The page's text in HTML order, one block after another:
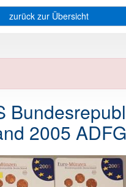
zurück zur Übersicht
2005